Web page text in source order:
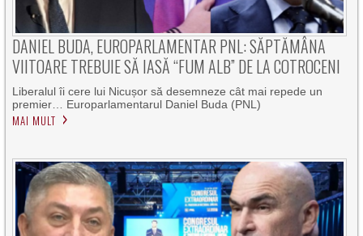
DANIEL BUDA, EUROPARLAMENTAR PNL: SĂPTĂMÂNA
VIITOARE TREBUIE SĂ IASĂ “FUM ALB” DE LA COTROCENI
Liberalul îi cere lui Nicușor să desemneze cât mai repede un
premier… Europarlamentarul Daniel Buda (PNL)
MAI MULT